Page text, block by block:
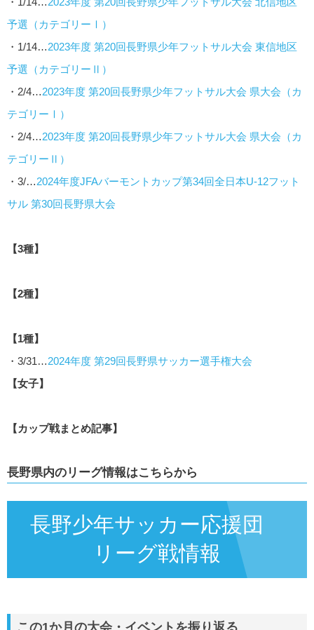
予選（カテゴリーⅠ）
・1/14…2023年度 第20回長野県少年フットサル大会 東信地区
予選（カテゴリーⅡ）
・2/4…2023年度 第20回長野県少年フットサル大会 県大会（カ
テゴリーⅠ）
・2/4…2023年度 第20回長野県少年フットサル大会 県大会（カ
テゴリーⅡ）
・3/…2024年度JFAバーモントカップ第34回全日本U-12フット
サル 第30回長野県大会
【3種】
【2種】
【1種】
・3/31…2024年度 第29回長野県サッカー選手権大会
【女子】
【カップ戦まとめ記事】
長野県内のリーグ情報はこちらから
長野少年サッカー応援団
リーグ戦情報